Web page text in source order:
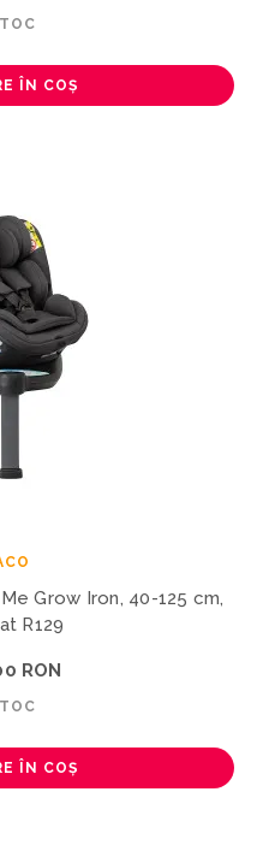
ÎN COȘ
Grow Iron, 40-125 cm,
R129
RON
ÎN COȘ